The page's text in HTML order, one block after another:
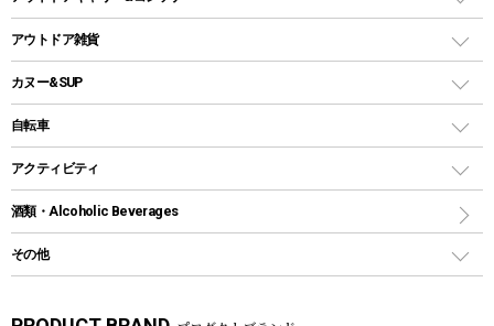
パラソル
テントアクセサリー
ペグ
グランドシート
ガイドロープ
ツール
鉄板、アミ
焚き火台&ストーブ
火起こし
バーベキューツール
クッカーセット
シェラカップ
クッキングツール
ナイフ
カトラリー
コップ付きタイプ
ワンタッチタイプ
プラスチックボトル
ディズニーボトル
クーラーバッグ
ウォータージャグ
保冷剤
アウトドアキャリー
アウトドア雑貨
バックパック&バッグ
リュック、バックパック
トートバッグ、サコッシュ
ショッピングキャリー
その他アウトドア雑貨
カヌー&SUP
インフレータブル
カヤック
パドル
自転車
折りたたみ自転車
スポーツサイクル
シティサイクル
アクティビティ
マリン
ラッシュガード
酒類・Alcoholic Beverages
その他